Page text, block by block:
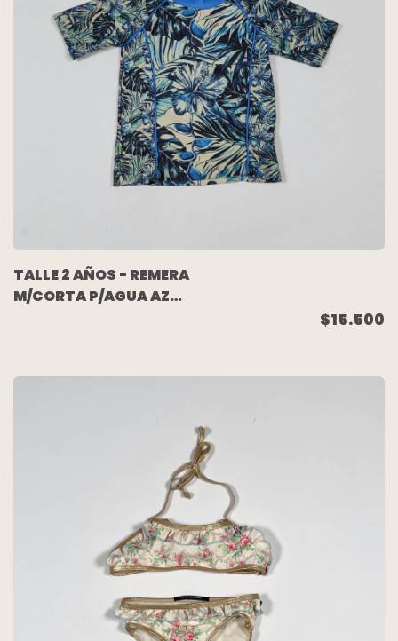
TALLE 2 AÑOS - REMERA
M/CORTA P/AGUA AZUL
$15.500